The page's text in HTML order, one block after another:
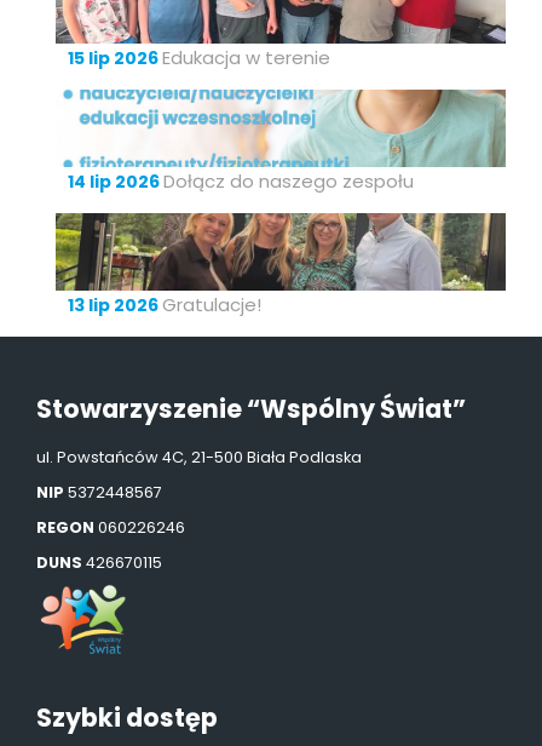
15 lip 2026Edukacja w terenie
14 lip 2026Dołącz do naszego zespołu
13 lip 2026 Gratulacje!
Stowarzyszenie “Wspólny Świat”
ul. Powstańców 4C, 21-500 Biała Podlaska
NIP 5372448567
REGON 060226246
DUNS 426670115
Szybki dostęp